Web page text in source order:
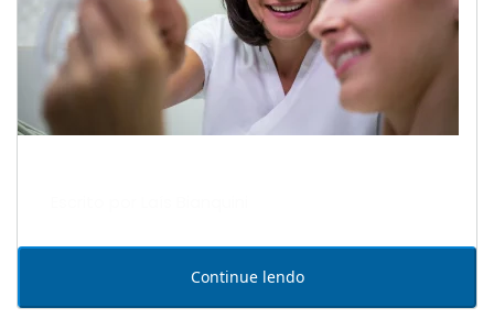
Continue lendo